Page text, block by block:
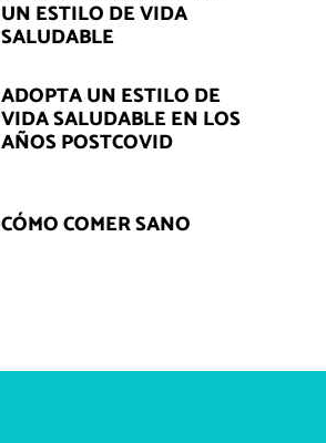
UN ESTILO DE VIDA
SALUDABLE
ADOPTA UN ESTILO DE
VIDA SALUDABLE EN LOS
AÑOS POSTCOVID
CÓMO COMER SANO